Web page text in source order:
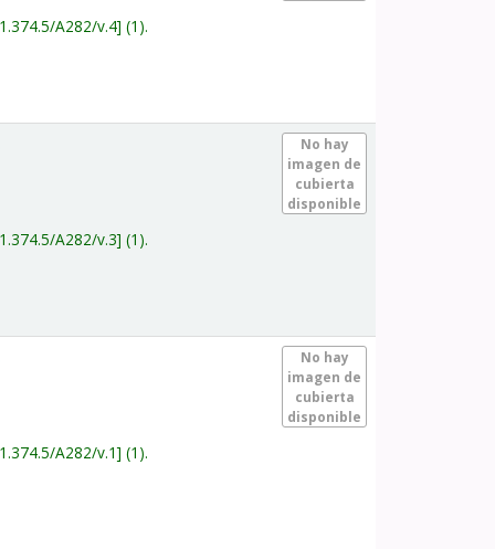
A282/v.4 (1).
No hay
imagen de
cubierta
disponible
A282/v.3 (1).
No hay
imagen de
cubierta
disponible
A282/v.1 (1).